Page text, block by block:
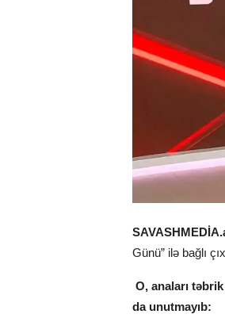
Günü” ilə bağlı
O, anaları
da unutmayıb: